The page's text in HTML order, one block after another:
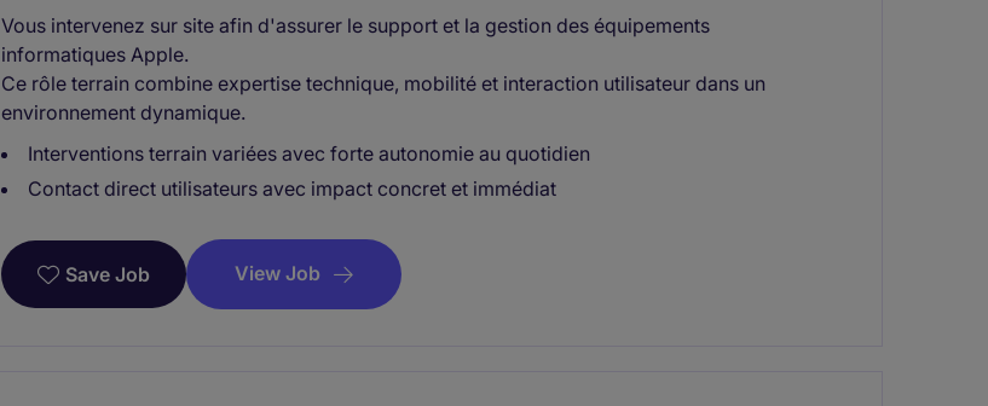
Vous intervenez sur site afin d'assurer le support et la gestion des équipements
informatiques Apple.
Ce rôle terrain combine expertise technique, mobilité et interaction utilisateur dans un
environnement dynamique.
Interventions terrain variées avec forte autonomie au quotidien
Contact direct utilisateurs avec impact concret et immédiat
Save Job View Job